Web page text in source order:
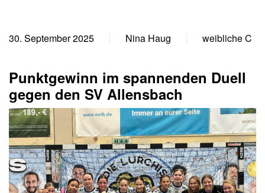
30. September 2025 Nina Haug weibliche C
Punktgewinn im spannenden Duell
gegen den SV Allensbach